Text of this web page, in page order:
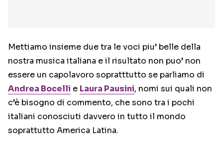
Mettiamo insieme due tra le voci piu’ belle della
nostra musica italiana e il risultato non puo’ non
essere un capolavoro sopratttutto se parliamo di
Andrea Bocelli e Laura Pausini, nomi sui quali non
c’è bisogno di commento, che sono tra i pochi
italiani conosciuti davvero in tutto il mondo
soprattutto America Latina.